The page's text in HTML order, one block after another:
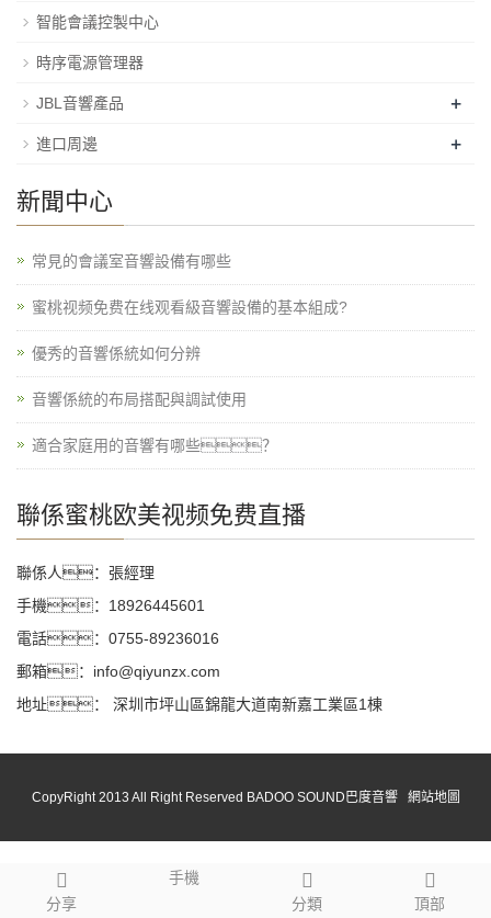
智能會議控製中心
時序電源管理器
JBL音響產品 +
進口周邊 +
新聞中心
常見的會議室音響設備有哪些
蜜桃视频免费在线观看級音響設備的基本組成?
優秀的音響係統如何分辨
音響係統的布局搭配與調試使用
適合家庭用的音響有哪些？
聯係蜜桃欧美视频免费直播
聯係人：張經理
手機：18926445601
電話：0755-89236016
郵箱：info@qiyunzx.com
地址： 深圳市坪山區錦龍大道南新嘉工業區1棟
分享
手機
分類
頂部
CopyRight 2013 All Right Reserved BADOO SOUND巴度音響 網站地圖
網站地圖